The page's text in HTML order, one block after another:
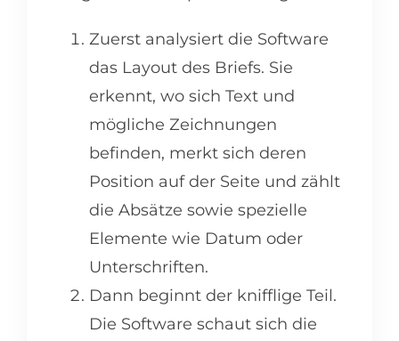
Zuerst analysiert die Software
das Layout des Briefs. Sie
erkennt, wo sich Text und
mögliche Zeichnungen
befinden, merkt sich deren
Position auf der Seite und zählt
die Absätze sowie spezielle
Elemente wie Datum oder
Unterschriften.
Dann beginnt der knifflige Teil.
Die Software schaut sich die